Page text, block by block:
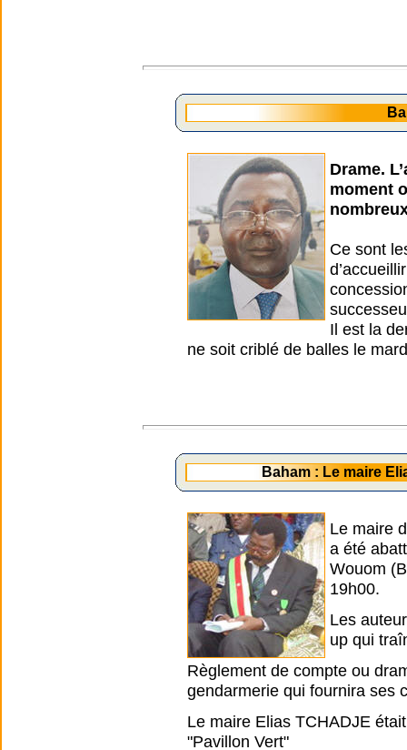
Drame.
moment
Ce sont
Il est la
ne soit criblé de balles le
Baham : Le maire
Le maire
a été
Wouom
19h00.
Les
up qui
Règlement de compte ou
gendarmerie qui fournira ses
Le maire Elias TCHADJE
"Pavillon Vert"